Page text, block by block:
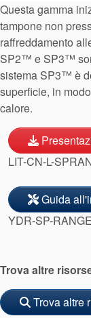
Questa gamma
tampone non
raffreddamento
SP2™ e SP3™
sistema SP3™ è
superficie, in
calore.
LIT-CN-L-
Guida
YDR-SP-
Trova altre
Trova altre